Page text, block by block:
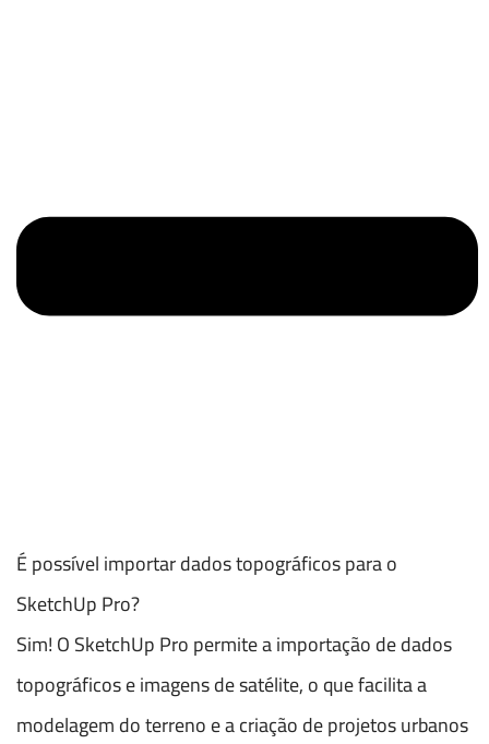
É possível importar dados topográficos para o
SketchUp Pro?
Sim! O SketchUp Pro permite a importação de dados
topográficos e imagens de satélite, o que facilita a
modelagem do terreno e a criação de projetos urbanos